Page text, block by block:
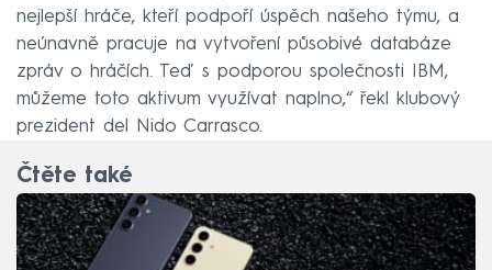
nejlepší hráče, kteří podpoří úspěch našeho týmu, a
neúnavně pracuje na vytvoření působivé databáze
zpráv o hráčích. Teď s podporou společnosti IBM,
můžeme toto aktivum využívat naplno,“ řekl klubový
prezident del Nido Carrasco.
Čtěte také